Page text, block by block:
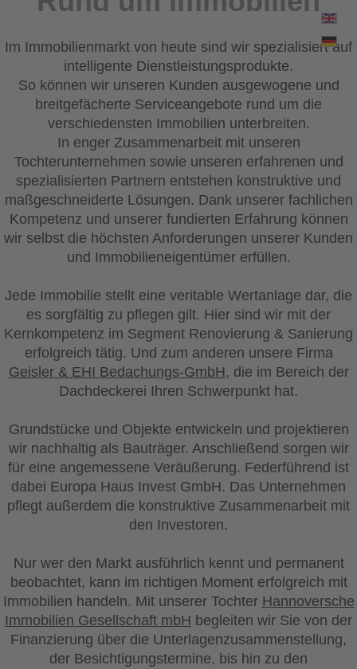
Im Immobilienmarkt von heute sind wir spezialisiert auf
intelligente Dienstleistungsprodukte.
So können wir unseren Kunden ausgewogene und
breitgefächerte Serviceangebote rund um die
verschiedensten Immobilien unterbreiten.
In enger Zusammenarbeit mit unseren
Tochterunternehmen sowie unseren erfahrenen und
spezialisierten Partnern entstehen konstruktive und
maßgeschneiderte Lösungen. Dank unserer fachlichen
Kompetenz und unserer fundierten Erfahrung können
wir selbst die höchsten Anforderungen unserer Kunden
und Immobilieneigentümer erfüllen.
Jede Immobilie stellt eine veritable Wertanlage dar, die
es sorgfältig zu pflegen gilt. Hier sind wir mit der
Kernkompetenz im Segment Renovierung & Sanierung
erfolgreich tätig. Und zum anderen unsere Firma
Geisler & EHI Bedachungs-GmbH, die im Bereich der
Dachdeckerei Ihren Schwerpunkt hat.
Grundstücke und Objekte entwickeln und projektieren
wir nachhaltig als Bauträger. Anschließend sorgen wir
für eine angemessene Veräußerung. Federführend ist
dabei Europa Haus Invest GmbH. Das Unternehmen
pflegt außerdem die konstruktive Zusammenarbeit mit
den Investoren.
Nur wer den Markt ausführlich kennt und permanent
beobachtet, kann im richtigen Moment erfolgreich mit
Immobilien handeln. Mit unserer Tochter Hannoversche
Immobilien Gesellschaft mbH begleiten wir Sie von der
Finanzierung über die Unterlagenzusammenstellung,
der Besichtigungstermine, bis hin zu den